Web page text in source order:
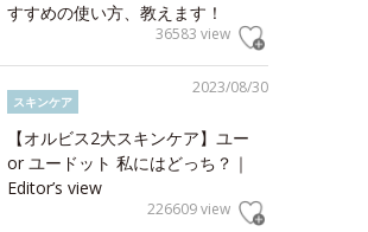
すすめの使い方、教えます！
36583 view
2023/08/30
スキンケア
【オルビス2大スキンケア】ユー
or ユードット 私にはどっち？｜
Editor’s view
226609 view